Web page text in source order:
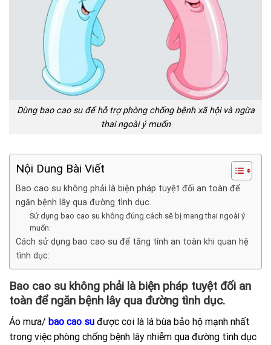
Dùng bao cao su để hỗ trợ phòng chống bệnh xã hội và ngừa
thai ngoài ý muốn
Nội Dung Bài Viết
Bao cao su không phải là biện pháp tuyệt đối an toàn để
ngăn bệnh lây qua đường tình dục.
Sử dụng bao cao su không đúng cách sẽ bị mang thai ngoài ý
muốn:
Cách sử dụng bao cao su để tăng tính an toàn khi quan hệ
tình dục:
Bao cao su không phải là biện pháp tuyệt đối an
toàn để ngăn bệnh lây qua đường tình dục.
Áo mưa/ bao cao su được coi là lá bùa bảo hộ mạnh nhất
trong việc phòng chống bệnh lây nhiễm qua đường tình dục